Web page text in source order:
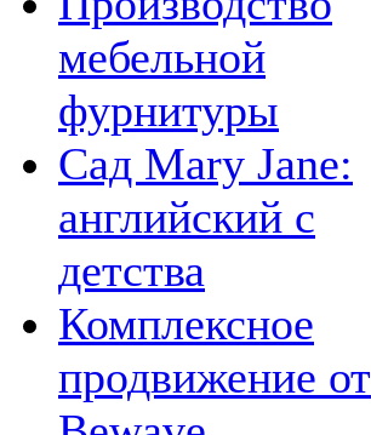
мебельной
фурнитуры
Сад Mary Jane:
английский с
детства
Комплексное
продвижение от